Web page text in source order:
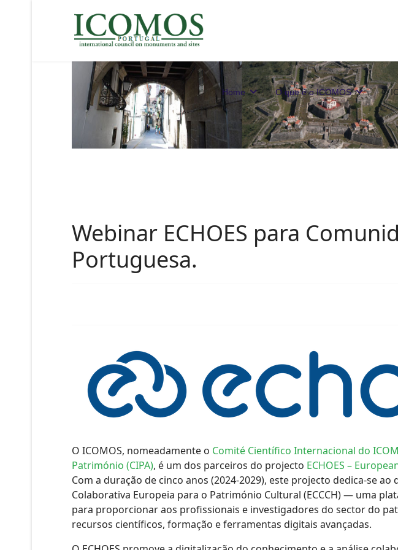
Home O que é o ICOMOS O
Webinar ECHOES para
Portuguesa.
O ICOMOS, nomeadamente o Comité Científico Internacional do
Património (CIPA), é um dos parceiros do projecto ECHOES –
Com a duração de cinco anos (2024-2029), este projecto dedica-se
Colaborativa Europeia para o Património Cultural (ECCCH) — uma
para proporcionar aos profissionais e investigadores do sector do
recursos científicos, formação e ferramentas digitais avançadas.